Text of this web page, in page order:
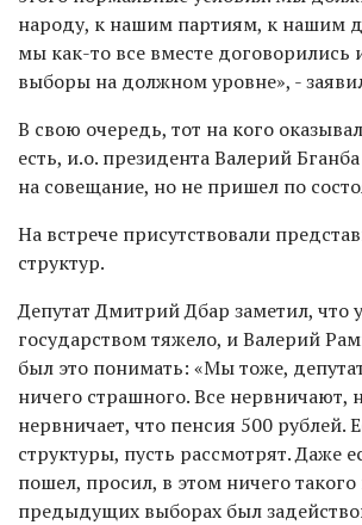
народу, к нашим партиям, к нашим
мы как-то все вместе договорились
выборы на должном уровне», -
В свою очередь, тот на кого
есть, и.о. президента Валерий
на совещание, но не пришел по
На встрече присутствовали
структур.
Депутат Дмитрий Дбар заметил, что
государством тяжело, и Валерий
был это понимать: «Мы тоже,
ничего страшного. Все нервничают,
нервничает, что пенсия 500 рублей.
структуры, пусть рассмотрят. Даже
пошел, просил, в этом ничего такого
предыдущих выборах был